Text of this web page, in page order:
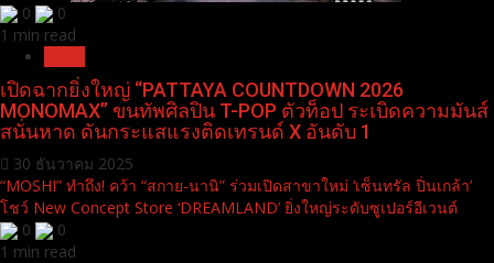
0
0
1 min read
เปิดฉากยิ่งใหญ่ “PATTAYA COUNTDOWN 2026
MONOMAX” ขนทัพศิลปิน T-POP ตัวท็อป ระเบิดความมันส์
สนั่นหาด ดันกระแสแรงติดเทรนด์ X อันดับ 1
30 ธันวาคม 2025
“MOSHI” ทำถึง! คว้า “สกาย-นานิ” ร่วมเปิดสาขาใหม่ ‘เซ็นทรัล ปิ่นเกล้า’
โชว์ New Concept Store ‘DREAMLAND’ ยิ่งใหญ่ระดับซูเปอร์อีเวนต์
0
0
1 min read